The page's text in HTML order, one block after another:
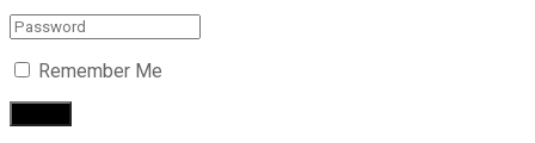
Remember Me